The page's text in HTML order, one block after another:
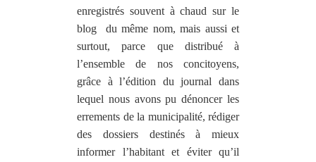
enregistrés souvent à chaud sur le
blog
du même nom, mais aussi et
surtout, parce que distribué à
l’ensemble de nos concitoyens,
grâce à l’édition du journal dans
lequel nous avons pu dénoncer les
errements de la municipalité, rédiger
des dossiers destinés à mieux
informer l’habitant et éviter qu’il